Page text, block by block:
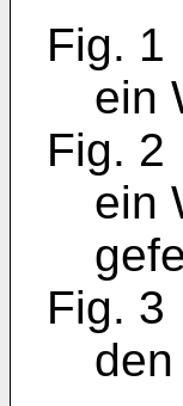
Fig. 1
ein
Fig. 2
ein
Fig. 3